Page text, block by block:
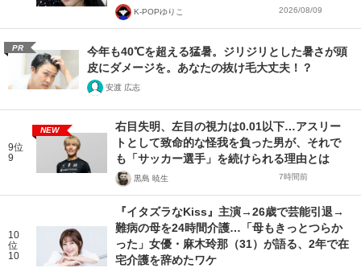
K-POPゆりこ 2026/08/09
PR
今年も40℃を超える猛暑。ジリジリとした暑さが頭
皮にダメージを。あなたの抜け毛大丈夫！？
安渡 広志
9位
9
NEW
右目失明、左目の視力は0.01以下…アスリー
トとして致命的な怪我を負った男が、それで
も「サッカー選手」を続けられる理由とは
黒島 暁生 7時間前
10
位
10
『イタズラなKiss』主演→26歳で芸能引退→
難病の母を24時間介護…「母もきっとつらか
った」女優・麻木玲那（31）が語る、2年で在
宅介護を辞めたワケ